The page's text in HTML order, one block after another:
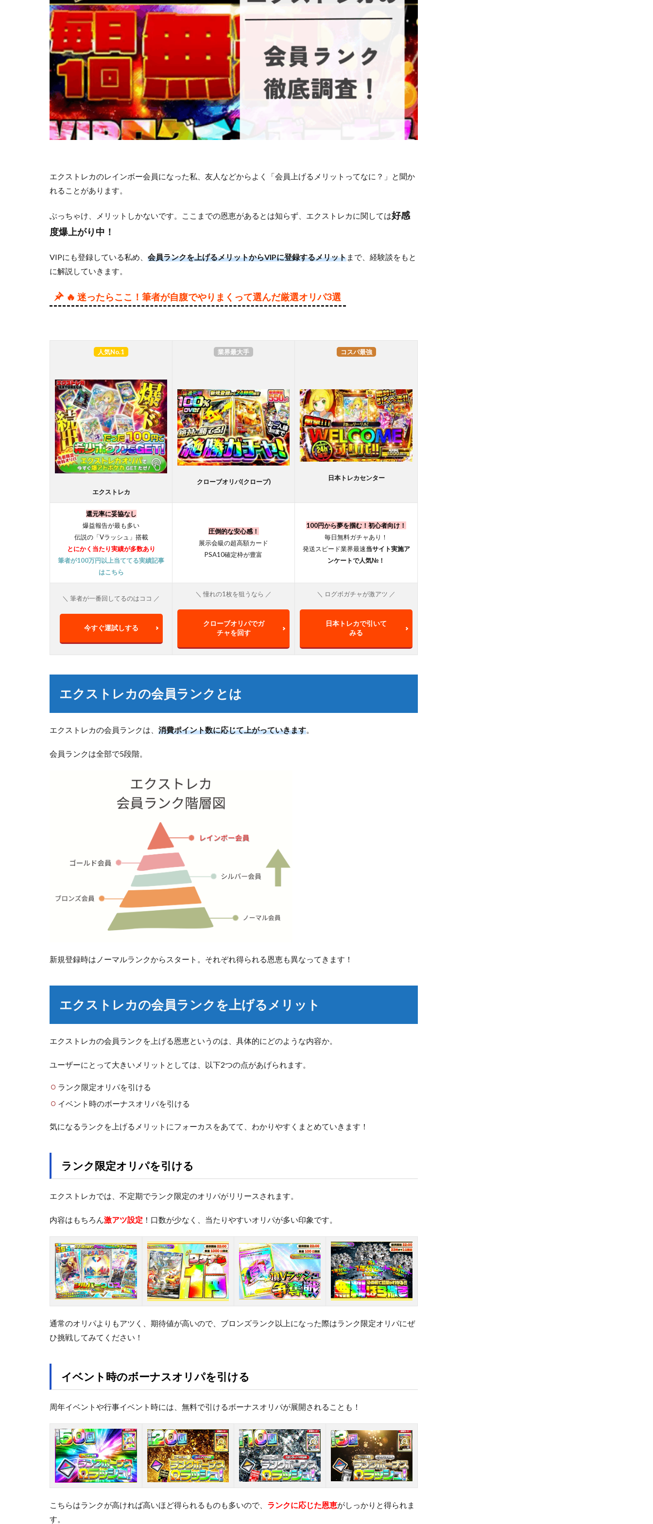
エクストレカのレインボー会員になった私、友人などからよく「会員上げるメリットってなに？」と聞か
れることがあります。
ぶっちゃけ、メリットしかないです。ここまでの恩恵があるとは知らず、エクストレカに関しては好感
度爆上がり中！
VIPにも登録している私め、 会員ランクを上げるメリットからVIPに登録するメリットまで、経験談をもと
に解説していきます。
🔥 迷ったらここ！筆者が自腹でやりまくって選んだ厳選オリパ3選
人気No.1
エクストレカ
業界最大手
クローブオリパ(クローブ)
コスパ最強
日本トレカセンター
還元率に妥協なし
爆益報告が最も多い
伝説の「Vラッシュ」搭載
とにかく当たり実績が多数あり
筆者が100万円以上当ててる実績記事
はこちら
圧倒的な安心感！
展示会級の超高額カード
PSA10確定枠が豊富
100円から夢を掴む！初心者向け！
毎日無料ガチャあり！
発送スピード業界最速当サイト実施ア
ンケートで人気№！
＼ 筆者が一番回してるのはココ ／
今すぐ運試しする
＼ 憧れの1枚を狙うなら ／
クローブオリパでガ
チャを回す
＼ ログボガチャが激アツ ／
日本トレカで引いて
みる
エクストレカの会員ランクとは
エクストレカの会員ランクは、 消費ポイント数に応じて上がっていきます。
会員ランクは全部で5段階。
新規登録時はノーマルランクからスタート。それぞれ得られる恩恵も異なってきます！
エクストレカの会員ランクを上げるメリット
エクストレカの会員ランクを上げる恩恵というのは、具体的にどのような内容か。
ユーザーにとって大きいメリットとしては、以下2つの点があげられます。
ランク限定オリパを引ける
イベント時のボーナスオリパを引ける
気になるランクを上げるメリットにフォーカスをあてて、わかりやすくまとめていきます！
ランク限定オリパを引ける
エクストレカでは、不定期でランク限定のオリパがリリースされます。
内容はもちろん激アツ設定 ！口数が少なく、当たりやすいオリパが多い印象です。
通常のオリパよりもアツく、期待値が高いので、ブロンズランク以上になった際はランク限定オリパにぜ
ひ挑戦してみてください！
イベント時のボーナスオリパを引ける
周年イベントや行事イベント時には、無料で引けるボーナスオリパが展開されることも！
こちらはランクが高ければ高いほど得られるものも多いので、 ランクに応じた恩恵がしっかりと得られま
す。